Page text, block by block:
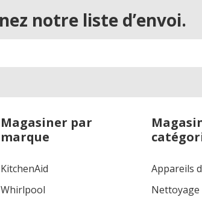
notre liste d’envoi.
Magasiner par
marque
KitchenAid
Whirlpool
Appareils
Nettoyage